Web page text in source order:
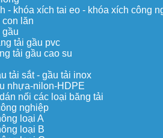
- khóa xích tai eo - khóa xích công
con lăn
gầu
tải gầu pvc
tải gầu cao su
tải sắt - gầu tải inox
nhựa-nilon-HDPE
nối các loại băng tải
nghiệp
loại A
loại B